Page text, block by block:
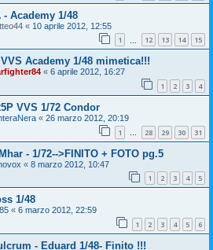
- Academy 1/48
« 10 aprile 2012, 12:55
1 12 13 14 15
Academy 1/48 mimetica!!!
« 6 aprile 2012, 16:27
1 2 3 4
VVS 1/72 Condor
« 26 marzo 2012, 20:19
1 … 28 29 30 31
- 1/72-->FINITO + FOTO pg.5
« 8 marzo 2012, 10:47
1 2 3 4 5
1/48
« 6 marzo 2012, 22:59
1 2 3 4 5 6
- Eduard 1/48- Finito !!!